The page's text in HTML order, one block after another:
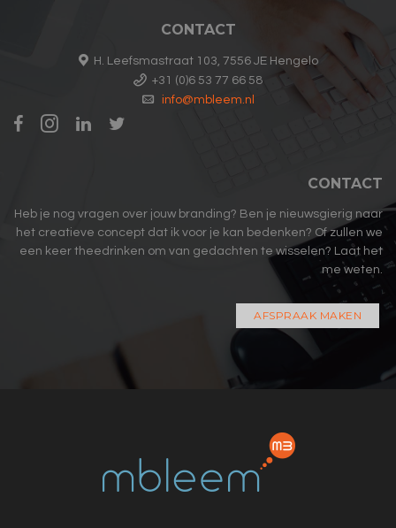
CONTACT
H. Leefsmastraat 103, 7556 JE Hengelo
+31 (0)6 53 77 66 58
info@mbleem.nl
CONTACT
Heb je nog vragen over jouw branding? Ben je nieuwsgierig naar
het creatieve concept dat ik voor je kan bedenken? Of zullen we
een keer theedrinken om van gedachten te wisselen? Laat het
me weten.
AFSPRAAK MAKEN